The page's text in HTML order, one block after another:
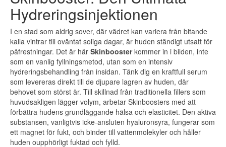
Hydreringsinjektionen
I en stad som aldrig sover, där vädret kan variera från bitande
kalla vintrar till oväntat soliga dagar, är huden ständigt utsatt för
påfrestningar. Det är här Skinboosterkommer in i bilden, inte
som en vanlig fyllningsmetod, utan som en intensiv
hydreringsbehandling från insidan. Tänk dig en kraftfull serum
som levereras direkt till de djupare lagren av huden, där
behovet som störst är. Till skillnad från traditionella fillers som
huvudsakligen lägger volym, arbetar Skinboosters med att
förbättra hudens grundläggande hälsa och elasticitet. Den aktiva
substansen, vanligtvis icke-ansluten hyaluronsyra, fungerar som
ett magnet för fukt, och binder till vattenmolekyler och håller
huden oupphörligt fuktad och fylld.